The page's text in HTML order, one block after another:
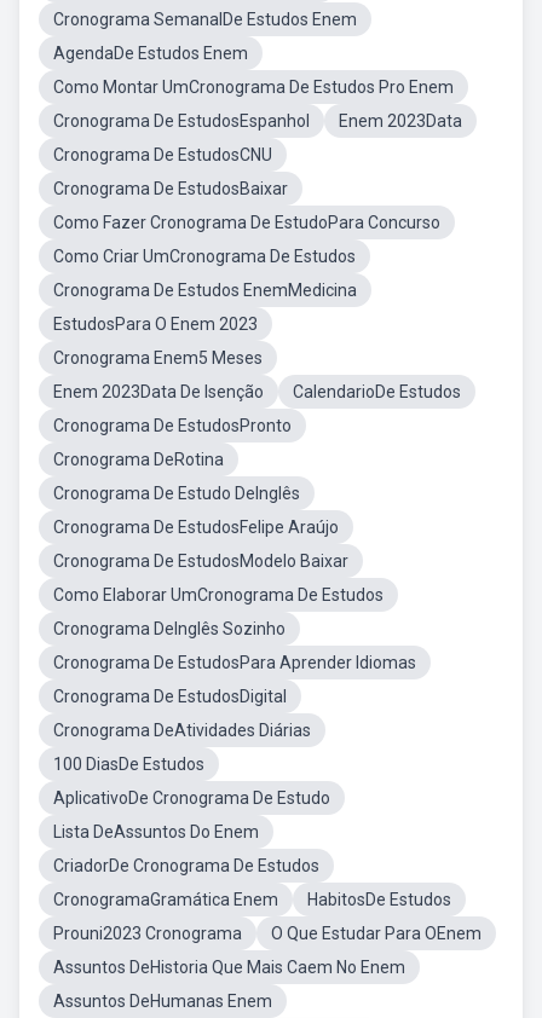
Cronograma SemanalDe Estudos Enem
AgendaDe Estudos Enem
Como Montar UmCronograma De Estudos Pro Enem
Cronograma De EstudosEspanhol
Enem 2023Data
Cronograma De EstudosCNU
Cronograma De EstudosBaixar
Como Fazer Cronograma De EstudoPara Concurso
Como Criar UmCronograma De Estudos
Cronograma De Estudos EnemMedicina
EstudosPara O Enem 2023
Cronograma Enem5 Meses
Enem 2023Data De Isenção
CalendarioDe Estudos
Cronograma De EstudosPronto
Cronograma DeRotina
Cronograma De Estudo DeInglês
Cronograma De EstudosFelipe Araújo
Cronograma De EstudosModelo Baixar
Como Elaborar UmCronograma De Estudos
Cronograma DeInglês Sozinho
Cronograma De EstudosPara Aprender Idiomas
Cronograma De EstudosDigital
Cronograma DeAtividades Diárias
100 DiasDe Estudos
AplicativoDe Cronograma De Estudo
Lista DeAssuntos Do Enem
CriadorDe Cronograma De Estudos
CronogramaGramática Enem
HabitosDe Estudos
Prouni2023 Cronograma
O Que Estudar Para OEnem
Assuntos DeHistoria Que Mais Caem No Enem
Assuntos DeHumanas Enem